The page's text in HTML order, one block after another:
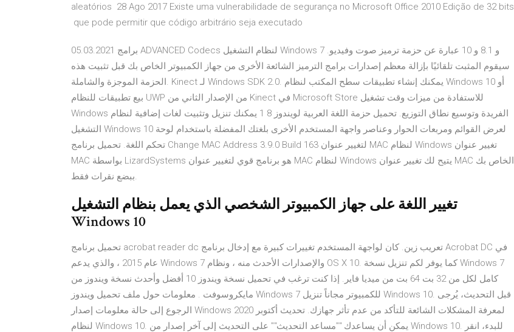
aleatórios 28 Ago 2017 Existe uma vulnerabilidade de segurança no Microsoft Office 2010 Edição de 32 bits
que pode permitir que código arbitrário seja executado
05.03.2021 برامج ADVANCED Codecs لنظام التشغيل Windows 7 و 8.1 و 10 عبارة عن حزمة ترميز صوت وفيديو.
سيقوم المثبت تلقائيًا بإزالة معظم إصدارات برامج الترميز الشائعة الأخرى من جهاز الكمبيوتر الخاص بك قبل تثبيت هذه
الحزمة الموجزة والشاملة. Kinect لـ Windows SDK 2.0. يمكنك إنشاء تطبيقات سطح المكتب لنظام Windows 10 أو
بيع تطبيقات للنظام UWP من الإصدار الثاني من Kinect في Microsoft Store للاستفادة من ميزات وقت تشغيل
Windows الفريدة وتوسيع نطاق التوزيع. تحميل حزمة اللغة العربية لويندوز 8 1 يمكنك تنزيل وتثبيت لغات إضافية لنظام
التشغيل Windows 10 لعرض القوائم ومربعات الحوار وعناصر واجهة المستخدم الأخرى بلغتك المفضلة باستخدام لوحة
تحكم اللغة. تحميل برنامج Change MAC Address 3.9.0 Build 163 لتغيير عنوان MAC لنظام Windows تغيير عنوان
MAC بواسطة LizardSystems هو برنامج قوي لتغيير عنوان MAC لنظام Windows يتيح لك تغيير عنوان MAC الخاص بك
ببضع نقرات فقط.
تغيير اللغة على جهاز الكمبيوتر الشخصي الذي يعمل بنظام التشغيل
Windows 10
تحميل برنامج acrobat reader dc تعريب زين. كان لواجهة المستخدم تغييرات كبيرة مع إدخال برنامج Acrobat DC في
عام 2015 ، والذي يدعم Windows 7 والإصدارات الأحدث منه ، ونظام OS X 10. كما يوفر لكم تنزيل نسخة Windows 7
كامل لكل من 32 بت 64 بت من ميديا فاير. إذا كنت ترغب في تحميل نسخة ويندوز 10 أفضل وأحدث نسخة ويندوز من
مايكروسوفت . معلومات حول ملف تحميل ويندوز Windows 7 للكمبيوتر مجاناً تنزيل Windows 10. قبل التحديث، يُرجى
الرجوع إلى حالة معلومات إصدار Windows لمعرفة المشكلات الشائعة للتأكد من عدم تأثر جهازك. تحديث أكتوبر 2020
لنظام Windows 10. يمكن أن يساعدك ""مساعد التحديث"" على التحديث إلى آخر إصدار من Windows 10. للبدء، انقر